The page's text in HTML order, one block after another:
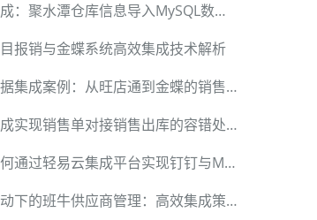
高效集成：聚水潭仓库信息导入MySQL数据方案
报销与金蝶系统高效集成技术解析
高效数据集成案例：从旺店通到金蝶的销售出库单流程
数据集成实现销售单对接销售出库的容错处理
企业如何通过轻易云集成平台实现钉钉与MySQL数据对接
数据驱动下的班牛供应商管理：高效集成策略揭秘